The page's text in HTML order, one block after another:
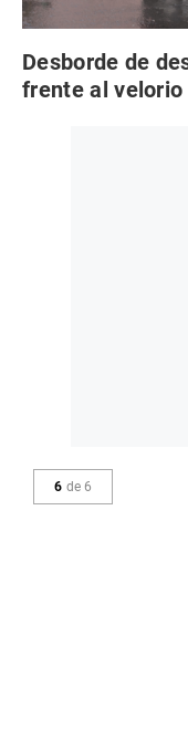
Desborde de
frente al
6 de 6